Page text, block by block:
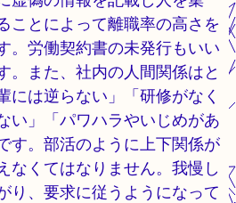
ことによって離職率の高さを
。労働契約書の未発行もいい
。また、社内の人間関係はと
には逆らない」「研修がなく
い」「パワハラやいじめがあ
す。部活のように上下関係が
なくてはなりません。我慢し
り、要求に従うようになって